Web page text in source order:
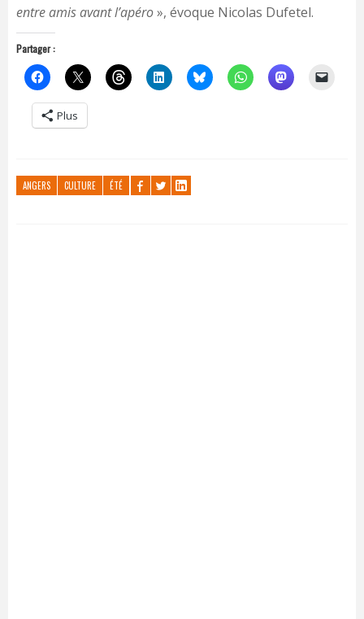
entre amis avant l’apéro», évoque Nicolas Dufetel.
Partager :
Plus
ANGERS CULTURE ÉTÉ